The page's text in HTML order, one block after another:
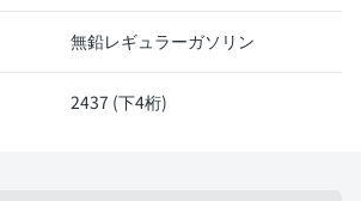
無鉛レギュラーガソリン
2437 (下4桁)